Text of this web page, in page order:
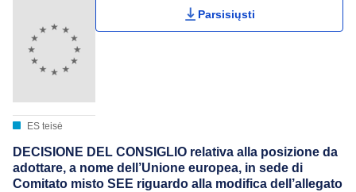
ES teisė
Parsisiųsti
DECISIONE DEL CONSIGLIO relativa alla posizione da
adottare, a nome dell’Unione europea, in sede di
Comitato misto SEE riguardo alla modifica dell’allegato